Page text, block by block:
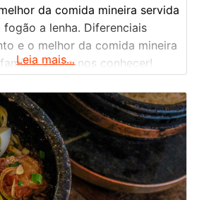
da comida mineira servida
a lenha. Diferenciais
e o melhor da comida mineira
Venha nos conhecer!
degustando e saboreando
som ambiental bem suave.
Leia mais...